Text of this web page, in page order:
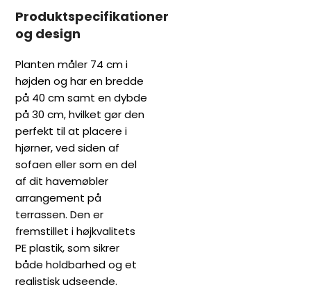
Produktspecifikationer
og design
Planten måler 74 cm i
højden og har en bredde
på 40 cm samt en dybde
på 30 cm, hvilket gør den
perfekt til at placere i
hjørner, ved siden af
sofaen eller som en del
af dit havemøbler
arrangement på
terrassen. Den er
fremstillet i højkvalitets
PE plastik, som sikrer
både holdbarhed og et
realistisk udseende.